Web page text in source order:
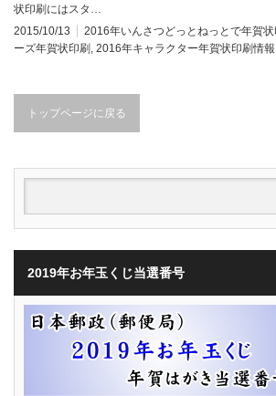
状印刷にはスタ…
2015/10/13
2016年いんさつどっとねっとで年賀状
ーズ年賀状印刷 , 2016年キャラクター年賀状印刷情報
トップページに戻る
2019年お年玉くじ当選番号